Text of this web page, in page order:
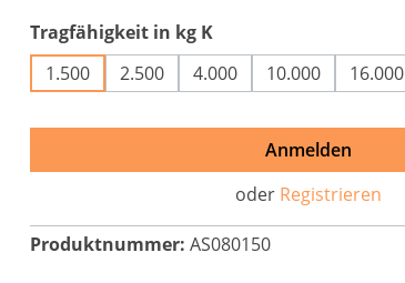
Tragfähigkeit in kg Kauswählen
1.500
2.500 4.000 10.000 16.000
Anmelden
oder Registrieren
Produktnummer:AS080150